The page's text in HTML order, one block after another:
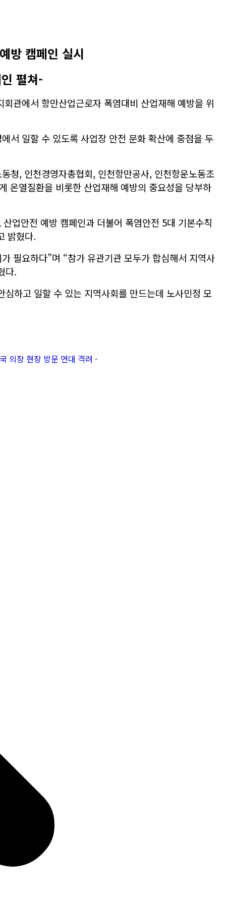
방 캠페인 실시
펼쳐-
관에서 항만산업근로자 폭염대비 산업재해 예방을 위
서 일할 수 있도록 사업장 안전 문화 확산에 중점을 두
청, 인천경영자총협회, 인천항만공사, 인천항운노동조
온열질환을 비롯한 산업재해 예방의 중요성을 당부하
업안전 예방 캠페인과 더불어 폭염안전 5대 기본수칙
밝혔다.
필요하다”며 “참가 유관기관 모두가 합심해서 지역사
다.
하고 일할 수 있는 지역사회를 만드는데 노사민정 모
의장 현장 방문 연대 격려 -